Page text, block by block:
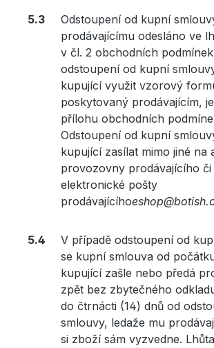
Odstoupení od kupní
prodávajícímu odesláno ve
v čl. 2 obchodních
odstoupení od kupní
kupující využit vzorový
poskytovaný prodávajícím,
přílohu obchodních
Odstoupení od kupní
kupující zasílat mimo jiné na
provozovny prodávajícího či
elektronické pošty
prodávajícího
V případě odstoupení od
se kupní smlouva od
kupující zašle nebo předá
zpět bez zbytečného
do čtrnácti (14) dnů od
smlouvy, ledaže mu
si zboží sám vyzvedne.